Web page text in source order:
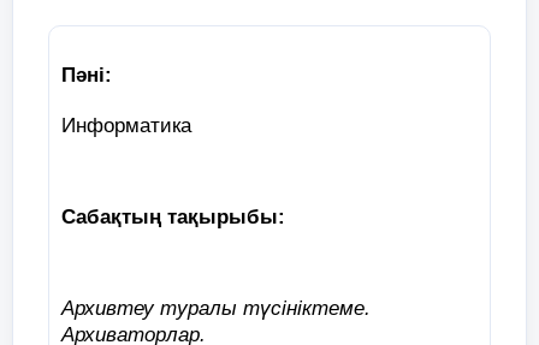
Пәні:
Информатика
Сабақтың тақырыбы:
Архивтеу туралы түсініктеме.
Архиваторлар.